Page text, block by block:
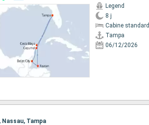
Legend
8 j
Cabine standard
Tampa
06/12/2026
Nassau, Tampa